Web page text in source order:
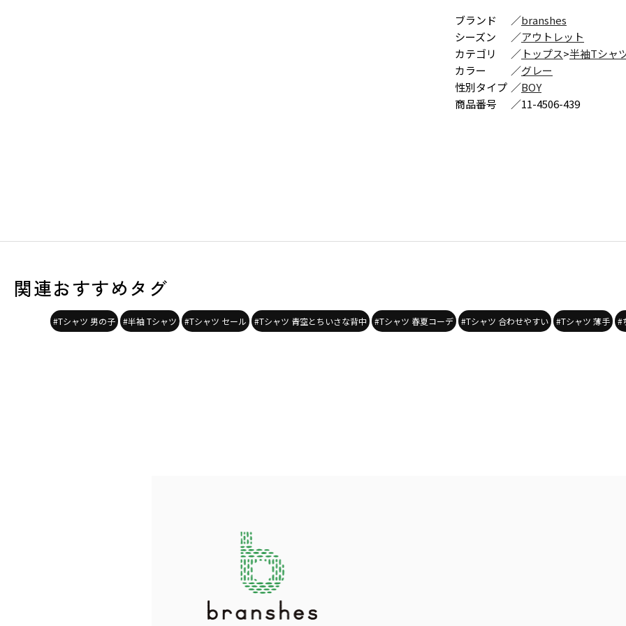
ブランド ／branshes
シーズン
／アウトレット
カテゴリ
／ トップス>半袖Tシャ
カラー
／グレー
性別タイプ ／BOY
商品番号
／11-4506-439
関連おすすめタグ
#Tシャツ 男の子 #半袖 Tシャツ #Tシャツ セール #Tシャツ 青空とちいさな背中 #Tシャツ 春夏コーデ #Tシャツ 合わせやすい #Tシャツ 薄手 #